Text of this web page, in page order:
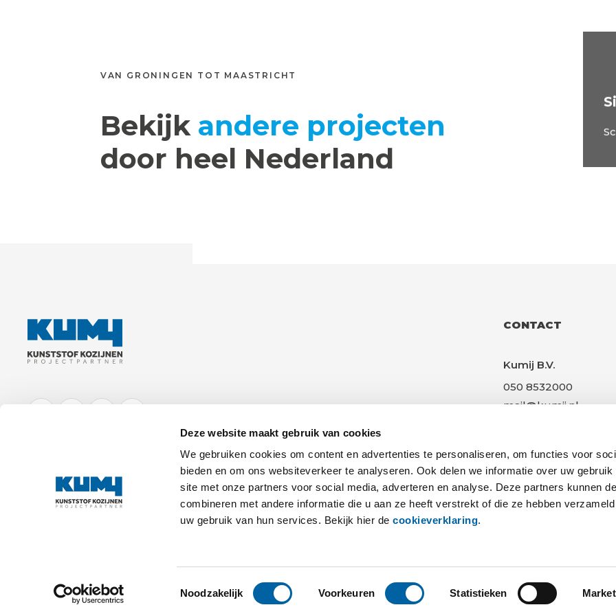
Deze website maakt gebruik van cookies
We gebruiken cookies om content en advertenties te personaliseren, om functies voor
bieden en om ons websiteverkeer te analyseren. Ook delen we informatie over uw gebruik
site met onze partners voor social media, adverteren en analyse. Deze partners kunnen
combineren met andere informatie die u aan ze heeft verstrekt of die ze hebben
uw gebruik van hun services. Bekijk hier decookieverklaring.
Toestemmingsselectie
Noodzakelijk Voorkeuren Statistieken
VAN GRONINGEN TOT MAASTRICHT
Bekijk andere projecten
door heel Nederland
Great Place to Work!
CONTACT
Kumij B.V.
050 8532000
mail@kumij.nl
© 2026 Kumij B.V. Privacyverklaring